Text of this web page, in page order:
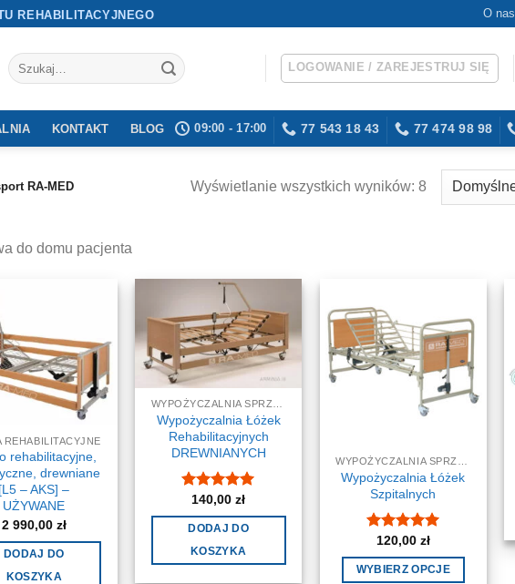
REHABILITACYJNEGO O nas
Szukaj: LOGOWANIE / ZAREJESTRUJ SIĘ
KONTAKT BLOG 09:00 - 17:00 77 543 18 43 77 474 98 98
RA-MED Wyświetlanie wszystkich wyników: 8
do domu pacjenta
REHABILITACYJNE
rehabilitacyjne,
drewniane
[L5 – AKS] –
UŻYWANE
2 990,00 zł
DODAJ DO
KOSZYKA
Wypożyczalnia Łóżek
Rehabilitacyjnych
DREWNIANYCH
Oceniono
na 5
140,00zł
DODAJ DO
KOSZYKA
Wypożyczalnia Łóżek
Szpitalnych
Oceniono5
na 5
120,00 zł
WYBIERZ OPCJE